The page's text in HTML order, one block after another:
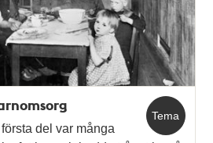
Tema
del var många